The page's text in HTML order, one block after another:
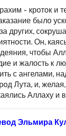
- кроток и
было
других,
Он,
чтобы
и жалость к
с ангелами,
Лута, и,
Аллаху и
Эльмира